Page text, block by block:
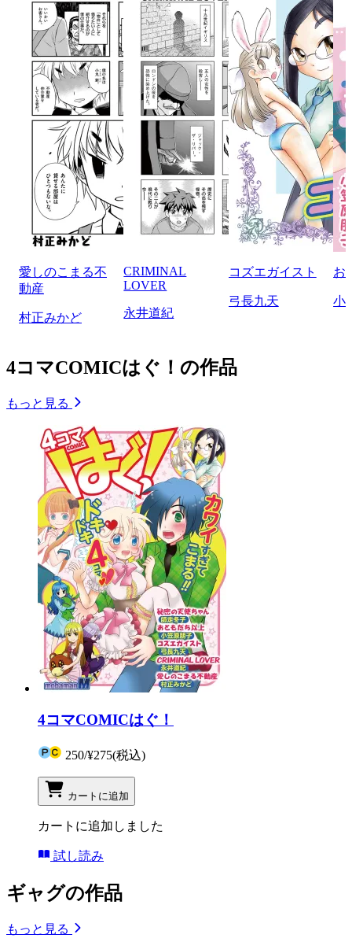
愛しのこまる不
動産
村正みかど
CRIMINAL
LOVER
永井道紀
コズエガイスト
弓長九天
お
小
4コマCOMICはぐ！の作品
もっと見る
4コマCOMICはぐ！
250/¥275(税込)
カートに追加
カートに追加しました
試し読み
ギャグの作品
もっと見る